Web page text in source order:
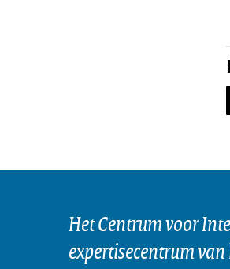
Het Centrum voor
expertisecentrum